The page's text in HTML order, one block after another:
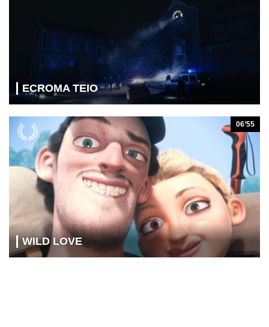
ECROMA TEIO
WILD LOVE
06’55